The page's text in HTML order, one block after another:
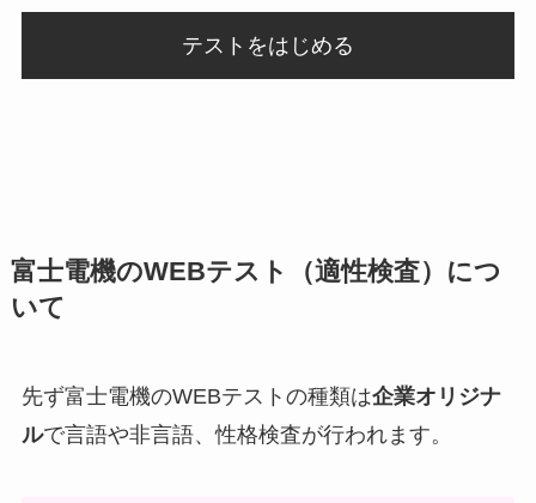
テストをはじめる
富士電機のWEBテスト（適性検査）につ
いて
先ず富士電機のWEBテストの種類は企業オリジナ
ルで言語や非言語、性格検査が行われます。